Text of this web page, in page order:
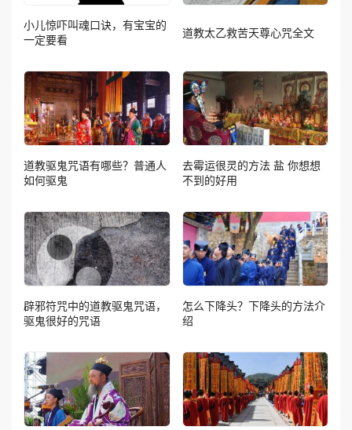
小儿惊吓叫魂口诀，有宝宝的
一定要看
道教太乙救苦天尊心咒全文
道教驱鬼咒语有哪些？普通人
如何驱鬼
去霉运很灵的方法 盐 你想想
不到的好用
辟邪符咒中的道教驱鬼咒语，
驱鬼很好的咒语
怎么下降头？下降头的方法介
绍